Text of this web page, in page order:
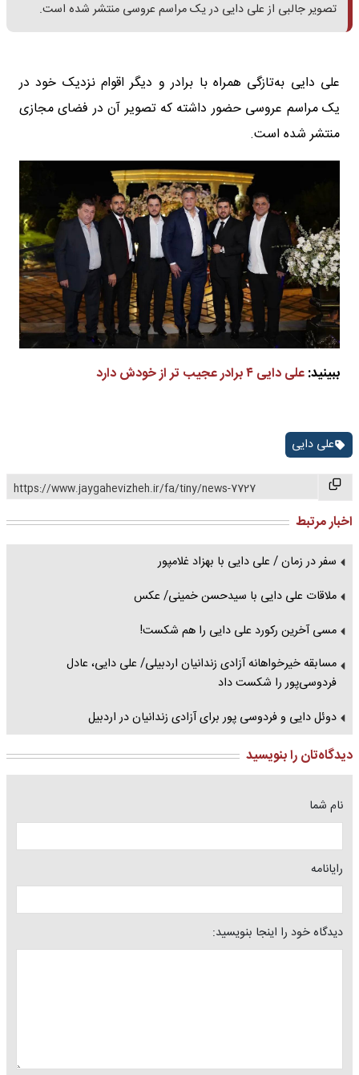
تصویر جالبی از علی دایی در یک مراسم عروسی منتشر شده است.
علی دایی به‌تازگی همراه با برادر و دیگر اقوام نزدیک خود در
یک مراسم عروسی حضور داشته که تصویر آن در فضای مجازی
منتشر شده است.
ببینید:علی دایی ۴ برادر عجیب تر از خودش دارد
علی دایی
https://www.jaygahevizheh.ir/fa/tiny/news-7727
اخبار مرتبط
سفر در زمان / علی دایی با بهزاد غلامپور
ملاقات علی دایی با سیدحسن خمینی/ عکس
مسی آخرین رکورد علی دایی را هم شکست!
مسابقه خیرخواهانه آزادی زندانیان اردبیلی/ علی دایی، عادل
فردوسی‌پور را شکست داد
دوئل دایی و فردوسی پور برای آزادی زندانیان در اردبیل
دیدگاه‌تان را بنویسید
نام شما
رایانامه
دیدگاه خود را اینجا بنویسید: